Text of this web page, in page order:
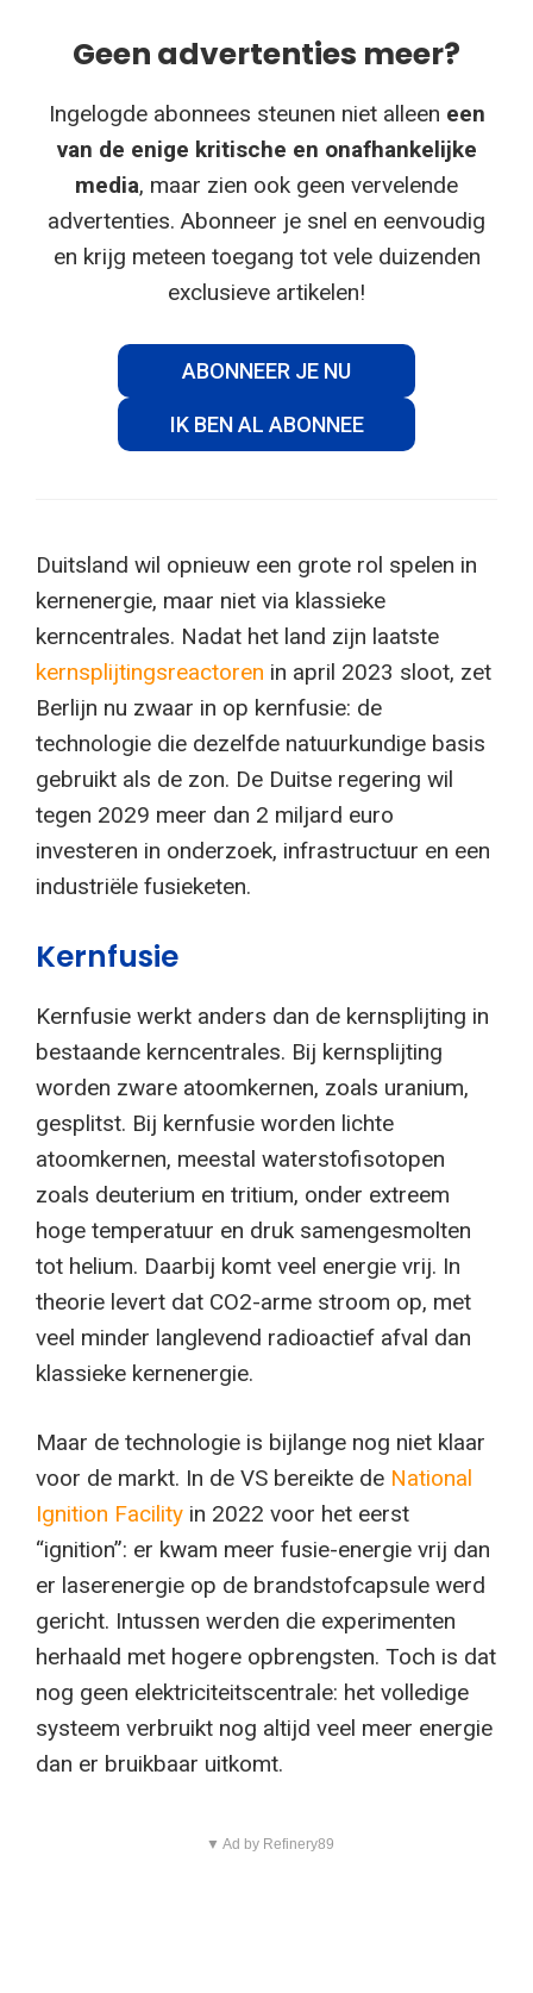
Geen advertenties meer?
Ingelogde abonnees steunen niet alleen een
van de enige kritische en onafhankelijke
media, maar zien ook geen vervelende
advertenties. Abonneer je snel en eenvoudig
en krijg meteen toegang tot vele duizenden
exclusieve artikelen!
ABONNEER JE NU
IK BEN AL ABONNEE
Duitsland wil opnieuw een grote rol spelen in
kernenergie, maar niet via klassieke
kerncentrales. Nadat het land zijn laatste
kernsplijtingsreactoren in april 2023 sloot, zet
Berlijn nu zwaar in op kernfusie: de
technologie die dezelfde natuurkundige basis
gebruikt als de zon. De Duitse regering wil
tegen 2029 meer dan 2 miljard euro
investeren in onderzoek, infrastructuur en een
industriële fusieketen.
Kernfusie
Kernfusie werkt anders dan de kernsplijting in
bestaande kerncentrales. Bij kernsplijting
worden zware atoomkernen, zoals uranium,
gesplitst. Bij kernfusie worden lichte
atoomkernen, meestal waterstofisotopen
zoals deuterium en tritium, onder extreem
hoge temperatuur en druk samengesmolten
tot helium. Daarbij komt veel energie vrij. In
theorie levert dat CO2-arme stroom op, met
veel minder langlevend radioactief afval dan
klassieke kernenergie.
Maar de technologie is bijlange nog niet klaar
voor de markt. In de VS bereikte de National
Ignition Facility in 2022 voor het eerst
“ignition”: er kwam meer fusie-energie vrij dan
er laserenergie op de brandstofcapsule werd
gericht. Intussen werden die experimenten
herhaald met hogere opbrengsten. Toch is dat
nog geen elektriciteitscentrale: het volledige
systeem verbruikt nog altijd veel meer energie
dan er bruikbaar uitkomt.
▼ Ad by Refinery89